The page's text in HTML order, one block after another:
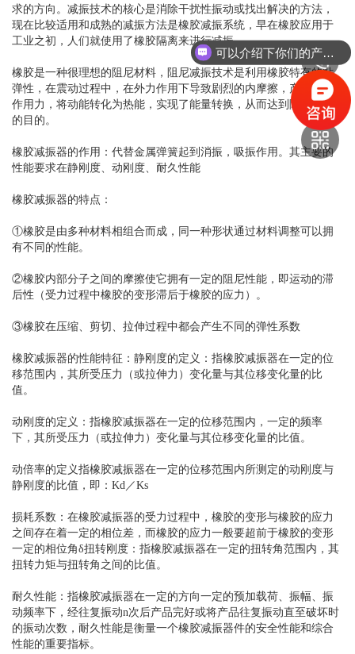
求的方向。减振技术的核心是消除干扰性振动或找出解决的方法，
现在比较适用和成熟的减振方法是橡胶减振系统，早在橡胶应用于
工业之初，人们就使用了橡胶隔离来进行减振。
橡胶是一种很理想的阻尼材料，阻尼减振技术是利用橡胶特有的粘
弹性，在震动过程中，在外力作用下导致剧烈的内摩擦，产生了反
作用力，将动能转化为热能，实现了能量转换，从而达到降低震幅
的目的。
橡胶减振器的作用：代替金属弹簧起到消振，吸振作用。其主要的
性能要求在静刚度、动刚度、耐久性能
橡胶减振器的特点：
①橡胶是由多种材料相组合而成，同一种形状通过材料调整可以拥
有不同的性能。
②橡胶内部分子之间的摩擦使它拥有一定的阻尼性能，即运动的滞
后性（受力过程中橡胶的变形滞后于橡胶的应力）。
③橡胶在压缩、剪切、拉伸过程中都会产生不同的弹性系数
橡胶减振器的性能特征：静刚度的定义：指橡胶减振器在一定的位
移范围内，其所受压力（或拉伸力）变化量与其位移变化量的比
值。
动刚度的定义：指橡胶减振器在一定的位移范围内，一定的频率
下，其所受压力（或拉伸力）变化量与其位移变化量的比值。
动倍率的定义指橡胶减振器在一定的位移范围内所测定的动刚度与
静刚度的比值，即：Kd／Ks
损耗系数：在橡胶减振器的受力过程中，橡胶的变形与橡胶的应力
之间存在着一定的相位差，而橡胶的应力一般要超前于橡胶的变形
一定的相位角δ扭转刚度：指橡胶减振器在一定的扭转角范围内，其
扭转力矩与扭转角之间的比值。
耐久性能：指橡胶减振器在一定的方向一定的预加载荷、振幅、振
动频率下，经往复振动n次后产品完好或将产品往复振动直至破坏时
的振动次数，耐久性能是衡量一个橡胶减振器件的安全性能和综合
性能的重要指标。
可以介绍下你们的产品么？